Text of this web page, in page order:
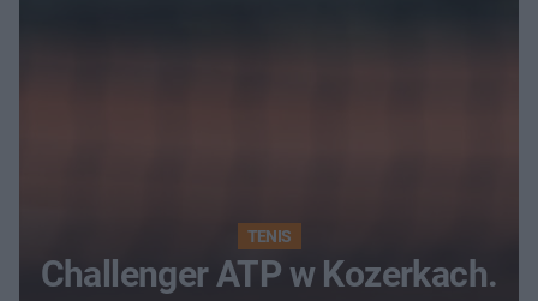
TENIS
Challenger ATP w Kozerkach.